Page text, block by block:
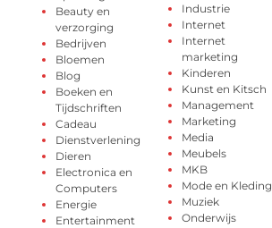
Beauty en
verzorging
Bedrijven
Bloemen
Blog
Boeken en
Tijdschriften
Cadeau
Dienstverlening
Dieren
Electronica en
Computers
Energie
Entertainment
Industrie
Internet
Internet
marketing
Kinderen
Kunst en Kitsch
Management
Marketing
Media
Meubels
MKB
Mode en Kleding
Muziek
Onderwijs